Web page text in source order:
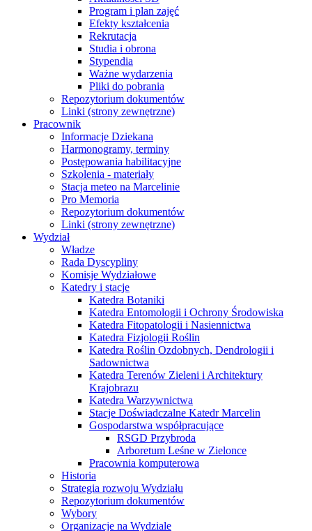
Program i plan zajęć
Efekty kształcenia
Rekrutacja
Studia i obrona
Stypendia
Ważne wydarzenia
Pliki do pobrania
Repozytorium dokumentów
Linki (strony zewnętrzne)
Pracownik
Informacje Dziekana
Harmonogramy, terminy
Postępowania habilitacyjne
Szkolenia - materiały
Stacja meteo na Marcelinie
Pro Memoria
Repozytorium dokumentów
Linki (strony zewnętrzne)
Wydział
Władze
Rada Dyscypliny
Komisje Wydziałowe
Katedry i stacje
Katedra Botaniki
Katedra Entomologii i Ochrony Środowiska
Katedra Fitopatologii i Nasiennictwa
Katedra Fizjologii Roślin
Katedra Roślin Ozdobnych, Dendrologii i
Sadownictwa
Katedra Terenów Zieleni i Architektury
Krajobrazu
Katedra Warzywnictwa
Stacje Doświadczalne Katedr Marcelin
Gospodarstwa współpracujące
RSGD Przybroda
Arboretum Leśne w Zielonce
Pracownia komputerowa
Historia
Strategia rozwoju Wydziału
Repozytorium dokumentów
Wybory
Organizacje na Wydziale